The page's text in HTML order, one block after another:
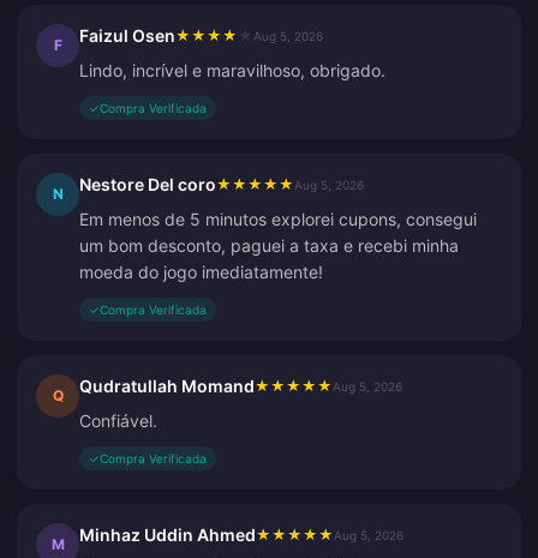
F Faizul Osen★ ★ ★ ★ Aug 5, 2026
Lindo, incrível e maravilhoso, obrigado.
✓Compra Verificada
N Nestore Del coro★ ★ ★ ★ ★ Aug 5, 2026
Em menos de 5 minutos explorei cupons, consegui
um bom desconto, paguei a taxa e recebi minha
moeda do jogo imediatamente!
✓Compra Verificada
Q Qudratullah Momand★ ★ ★ ★ ★ Aug 5, 2026
Confiável.
✓Compra Verificada
M Minhaz Uddin Ahmed★ ★ ★ ★ ★ Aug 5, 2026